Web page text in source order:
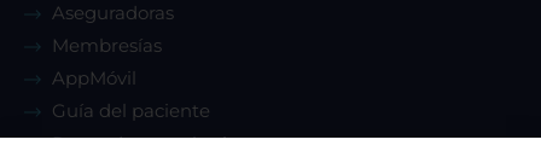
Aseguradoras
Membresías
AppMóvil
Guía del paciente
Renta de consultorio